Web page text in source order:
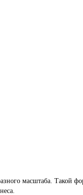
масштаба. Такой